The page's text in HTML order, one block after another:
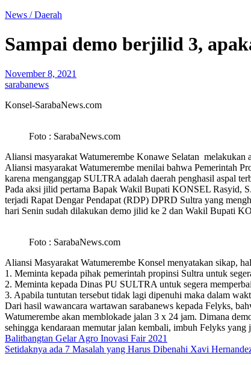
News / Daerah
Sampai demo berjilid 3,
November 8, 2021
sarabanews
Konsel-SarabaNews.com
Foto : SarabaNews.com
Aliansi masyarakat Watumerembe Konawe Selatan
Aliansi masyarakat Watumerembe menilai bahwa Pemerintah
karena menganggap SULTRA adalah daerah penghasil aspal
Pada aksi jilid pertama Bapak Wakil Bupati KONSEL Rasyid,
terjadi Rapat Dengar Pendapat (RDP) DPRD Sultra yang
hari Senin sudah dilakukan demo jilid ke 2 dan Wakil Bupati
Foto : SarabaNews.com
Aliansi Masyarakat Watumerembe Konsel menyatakan sikap,
1. Meminta kepada pihak pemerintah propinsi Sultra untuk
2. Meminta kepada Dinas PU SULTRA untuk segera
3. Apabila tuntutan tersebut tidak lagi dipenuhi maka dalam
Dari hasil wawancara wartawan sarabanews kepada Felyks,
Watumerembe akan memblokade jalan 3 x 24 jam. Dimana
sehingga kendaraan memutar jalan kembali, imbuh Felyks
Navigasi
pos
Balitbangtan Gelar Agro Inovasi Fair 2021
Setidaknya ada 7 Masalah yang Harus Dibenahi Xavi